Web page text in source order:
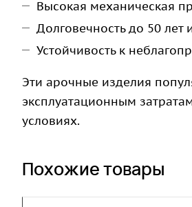
Высокая механическая
Долговечность до 50 лет
Устойчивость к
Эти арочные изделия
эксплуатационным
условиях.
Похожие товары